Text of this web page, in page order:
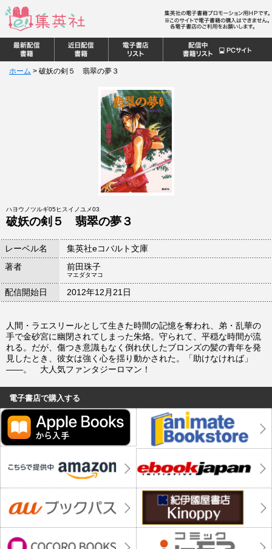
ホーム > 破妖の剣５ 翡翠の夢３
ハヨウノツルギ05ヒスイノユメ03
破妖の剣５ 翡翠の夢３
レーベル名
集英社eコバルト文庫
著者
前田珠子
マエダタマコ
配信開始日 2012年12月21日
人間・ラエスリールとして生きた時間の記憶を奪われ、弟・乱華の
手で金砂宮に幽閉されてしまった朱烙。守られて、平穏な時間が流
れる。だが、傷つき意識もなく倒れ伏したブロンズの髪の青年を発
見したとき、彼女は強く心を揺り動かされた。「助けなければ」
――。 大人気ファンタジーロマン！
電子書店で購入する